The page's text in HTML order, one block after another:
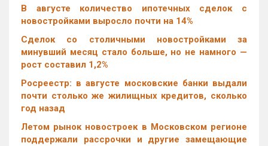
В августе количество ипотечных сделок с
новостройками выросло почти на 14%
Cделок со столичными новостройками за
минувший месяц стало больше, но не намного —
рост составил 1,2%
Росреестр: в августе московские банки выдали
почти столько же жилищных кредитов, сколько
год назад
Летом рынок новостроек в Московском регионе
поддержали рассрочки и другие замещающие